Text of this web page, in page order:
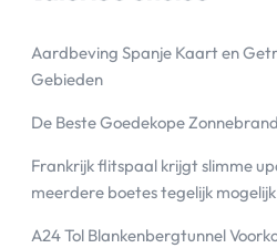
Aardbeving Spanje Kaart en
Gebieden
De Beste Goedekope Zonnebrand
Frankrijk flitspaal krijgt slimme
meerdere boetes tegelijk mogelijk
A24 Tol Blankenbergtunnel